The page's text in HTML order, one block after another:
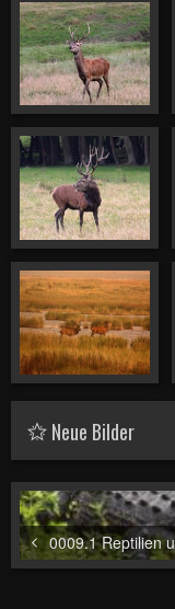
Neue Bilder
0009.1 Reptilien